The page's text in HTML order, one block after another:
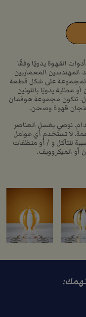
القهوة يدويًا وفقًا
المهندسين المعماريين
على شكل قطعة
مطلية يدويًا باللونين
تتكون مجموعة هوفمان
قهوة وصحن.
نوصي بغسل العناصر
لا تستخدم أي عوامل
للتآكل و / أو منظفات
أو الميكروويف.